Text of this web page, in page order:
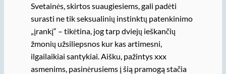
Svetainės, skirtos suaugiesiems, gali padėti
surasti ne tik seksualinių instinktų patenkinimo
„įrankį“ – tikėtina, jog tarp dviejų ieškančių
žmonių užsiliepsnos kur kas artimesni,
ilgailaikiai santykiai. Aišku, pažintys xxx
asmenims, pasinėrusiems į šią pramogą stačia